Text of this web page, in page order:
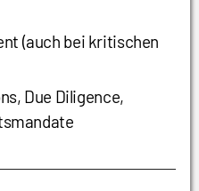
(auch bei kritischen
Due Diligence,